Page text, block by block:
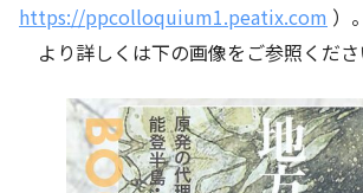
https://ppcolloquium1.peatix.com ）。
より詳しくは下の画像をご参照くださ